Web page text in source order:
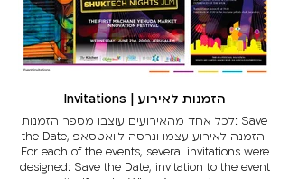
Invitations | הזמנות לאירוע
לכל אחד מהאירועים עוצבו מספר הזמנות: Save
For each of the events, several invitations were
designed: Save the Date, invitation to the event